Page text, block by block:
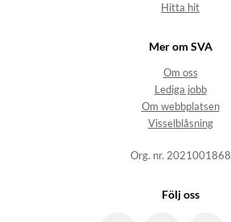
Hitta hit
Mer om SVA
Om oss
Lediga jobb
Om webbplatsen
Visselblåsning
Org. nr. 2021001868
Följ oss